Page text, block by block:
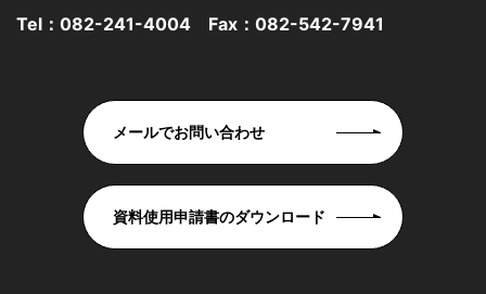
Tel： 082-241-4004 Fax：082-542-7941
メールでお問い合わせ
資料使用申請書のダウンロード